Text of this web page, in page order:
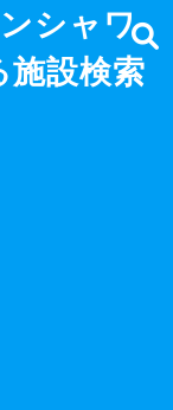
シャワ
施設検索